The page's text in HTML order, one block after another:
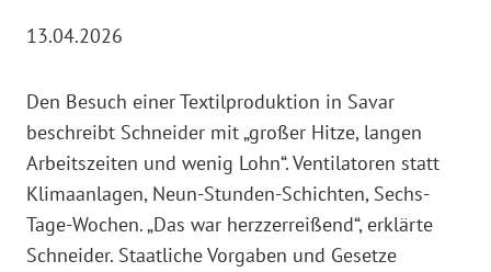
13.04.2026
Den Besuch einer Textilproduktion in Savar
beschreibt Schneider mit „großer Hitze, langen
Arbeitszeiten und wenig Lohn“. Ventilatoren statt
Klimaanlagen, Neun-Stunden-Schichten, Sechs-
Tage-Wochen. „Das war herzzerreißend“, erklärte
Schneider. Staatliche Vorgaben und Gesetze